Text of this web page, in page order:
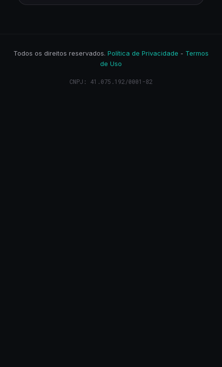
Todos os direitos reservados. Política de Privacidade - Termos
de Uso
CNPJ: 41.075.192/0001-82